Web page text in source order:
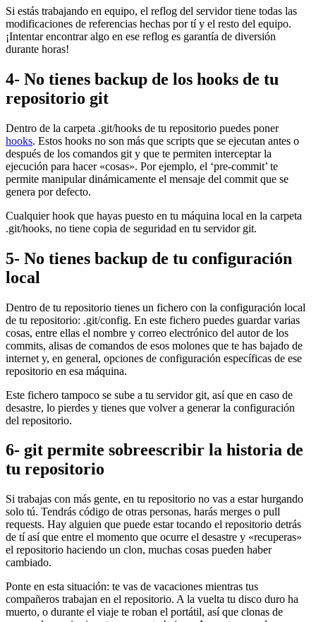
Si estás trabajando en equipo, el reflog del servidor tiene todas las
modificaciones de referencias hechas por tí y el resto del equipo.
¡Intentar encontrar algo en ese reflog es garantía de diversión
durante horas!
4- No tienes backup de los hooks de tu
repositorio git
Dentro de la carpeta .git/hooks de tu repositorio puedes poner
hooks. Estos hooks no son más que scripts que se ejecutan antes o
después de los comandos git y que te permiten interceptar la
ejecución para hacer «cosas». Por ejemplo, el ‘pre-commit’ te
permite manipular dinámicamente el mensaje del commit que se
genera por defecto.
Cualquier hook que hayas puesto en tu máquina local en la carpeta
.git/hooks, no tiene copia de seguridad en tu servidor git.
5- No tienes backup de tu configuración
local
Dentro de tu repositorio tienes un fichero con la configuración local
de tu repositorio: .git/config. En este fichero puedes guardar varias
cosas, entre ellas el nombre y correo electrónico del autor de los
commits, alisas de comandos de esos molones que te has bajado de
internet y, en general, opciones de configuración específicas de ese
repositorio en esa máquina.
Este fichero tampoco se sube a tu servidor git, así que en caso de
desastre, lo pierdes y tienes que volver a generar la configuración
del repositorio.
6- git permite sobreescribir la historia de
tu repositorio
Si trabajas con más gente, en tu repositorio no vas a estar hurgando
solo tú. Tendrás código de otras personas, harás merges o pull
requests. Hay alguien que puede estar tocando el repositorio detrás
de tí así que entre el momento que ocurre el desastre y «recuperas»
el repositorio haciendo un clon, muchas cosas pueden haber
cambiado.
Ponte en esta situación: te vas de vacaciones mientras tus
compañeros trabajan en el repositorio. A la vuelta tu disco duro ha
muerto, o durante el viaje te roban el portátil, así que clonas de